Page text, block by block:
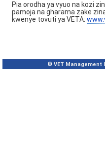
Pia orodha ya vyuo na kozi
pamoja na gharama zake
kwenye tovuti ya VETA:
© VET Management